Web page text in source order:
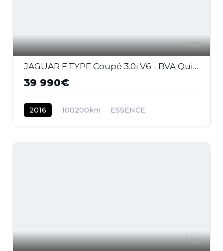
18
JAGUAR F.TYPE Coupé 3.0i V6 - BVA Quickshift - Stop/Start COUPE S PHASE 1
39 990€
2016 100200km ESSENCE
19